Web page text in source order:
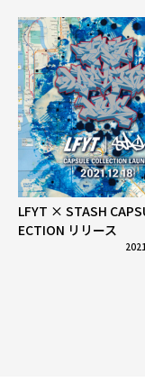
LFYT × STASH
ECTION リリース